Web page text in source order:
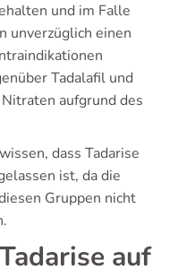
und im Falle
unverzüglich einen
Tadalafil und
aufgrund des
dass Tadarise
ist, da die
Gruppen nicht
auf